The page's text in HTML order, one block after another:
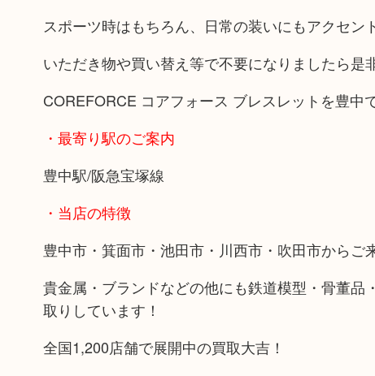
スポーツ時はもちろん、日常の装いにもアクセン
いただき物や買い替え等で不要になりましたら是
COREFORCE コアフォース ブレスレットを豊中
・最寄り駅のご案内
豊中駅/阪急宝塚線
・当店の特徴
豊中市・箕面市・池田市・川西市・吹田市からご
貴金属・ブランドなどの他にも鉄道模型・骨董
取りしています！
全国1,200店舗で展開中の買取大吉！